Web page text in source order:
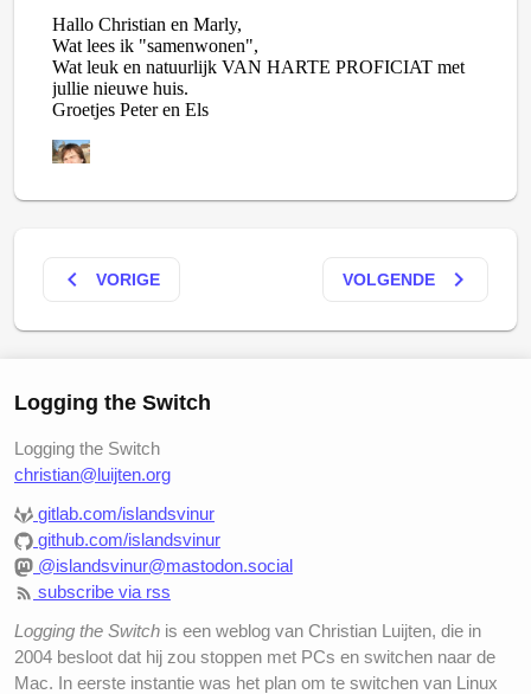
keyboard_arrow_left VORIGE VOLGENDE keyboard_arrow_right
Logging the Switch
Logging the Switch
christian@luijten.org
gitlab.com/islandsvinur
github.com/islandsvinur
@islandsvinur@mastodon.social
subscribe via rss
Logging the Switch is een weblog van Christian Luijten, die in
2004 besloot dat hij zou stoppen met PCs en switchen naar de
Mac. In eerste instantie was het plan om te switchen van Linux